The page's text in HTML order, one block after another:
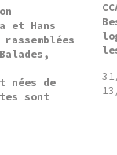
et Hans
nées de
sont